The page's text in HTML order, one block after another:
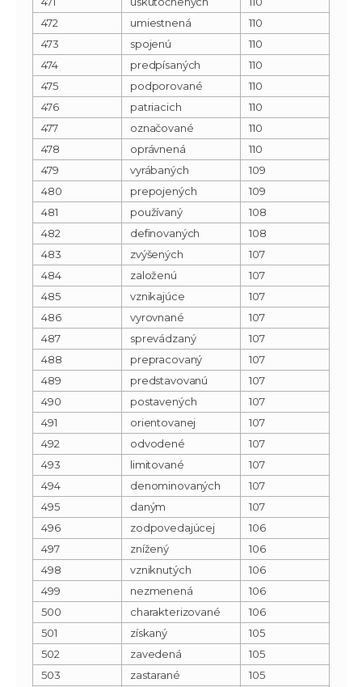
472
umiestnená
110
473
spojenú
110
474
predpísaných
110
475
podporované
110
476
patriacich
110
477
označované
110
478
oprávnená
110
479
vyrábaných
109
480
prepojených
109
481
používaný
108
482
definovaných
108
483
zvýšených
107
484
založenú
107
485
vznikajúce
107
486
vyrovnané
107
487
sprevádzaný
107
488
prepracovaný
107
489
predstavovanú
107
490
postavených
107
491
orientovanej
107
492
odvodené
107
493
limitované
107
494
denominovaných
107
495
daným
107
496
zodpovedajúcej
106
497
znížený
106
498
vzniknutých
106
499
nezmenená
106
500
charakterizované
106
501
získaný
105
502
zavedená
105
503
zastarané
105